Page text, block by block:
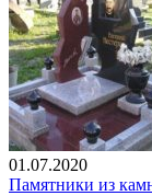
01.07.2020
Памятники из